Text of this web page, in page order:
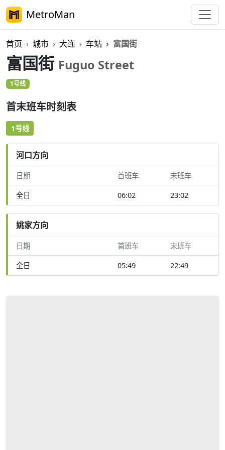
MetroMan
首页 城市 大连 车站 富国街
富国街 Fuguo Street
1号线
首末班车时刻表
1号线
河口方向
日期 首班车 末班车
全日 06:02 23:02
姚家方向
日期 首班车 末班车
全日 05:49 22:49